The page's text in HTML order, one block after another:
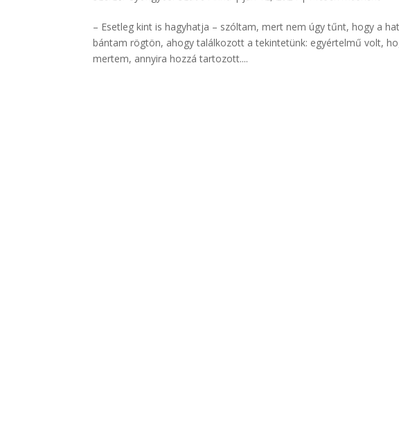
– Esetleg kint is hagyhatja – szóltam, mert nem úgy tűnt, hogy a
bántam rögtön, ahogy találkozott a tekintetünk: egyértelmű volt,
mertem, annyira hozzá tartozott....